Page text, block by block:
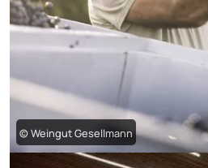
© Weingut Gesellmann